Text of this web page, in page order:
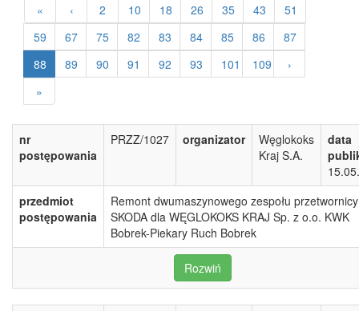
« ‹ 2 10 18 26 35 43
51
59
67 75 82 83 84 85 86
87
88
89 90 91 92 93 101 109
›
»
nr
postępowania
PRZZ/1027 organizator
Węglokoks
Kraj S.A.
data
przedmiot
postępowania
Remont dwumaszynowego zespołu przetwornicy
SKODA dla WĘGLOKOKS KRAJ Sp. z o.o. KWK
Bobrek-Piekary Ruch Bobrek
Rozwiń